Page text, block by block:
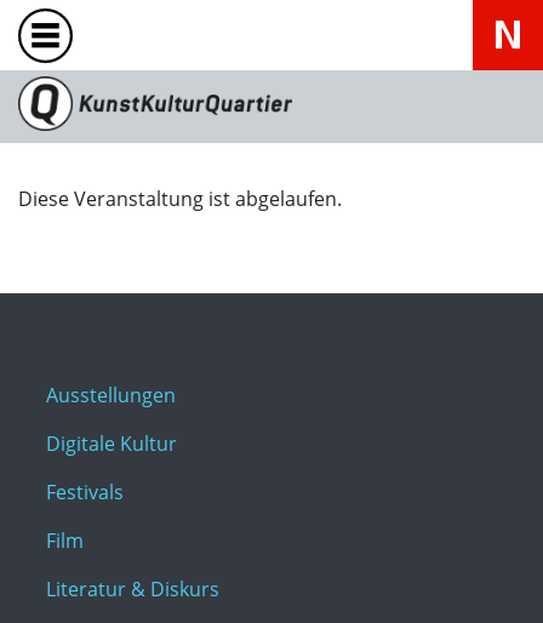
Diese Veranstaltung ist abgelaufen.
Ausstellungen
Digitale Kultur
Festivals
Film
Literatur & Diskurs